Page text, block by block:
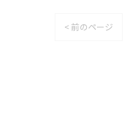
< 前のページ